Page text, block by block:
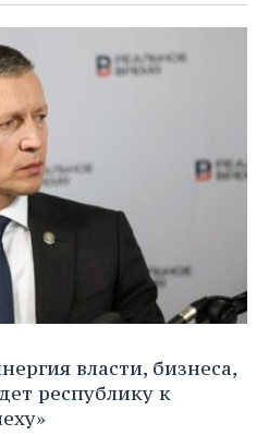
власти, бизнеса,
республику к